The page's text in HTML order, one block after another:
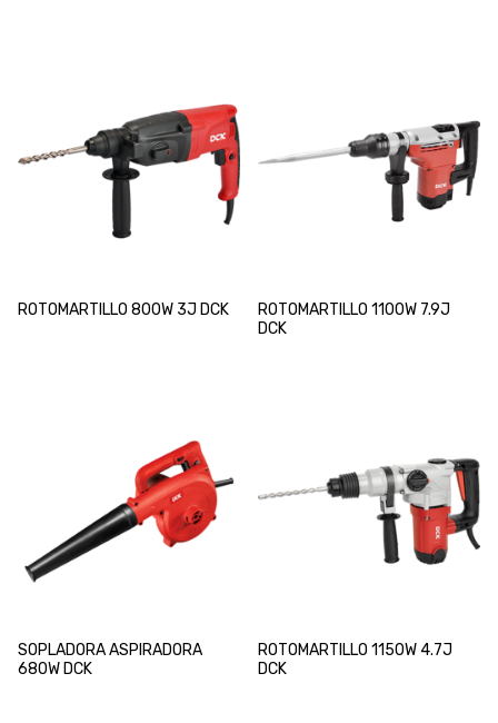
ROTOMARTILLO 800W 3J DCK
ROTOMARTILLO 1100W 7.9J
DCK
SOPLADORA ASPIRADORA
680W DCK
ROTOMARTILLO 1150W 4.7J
DCK